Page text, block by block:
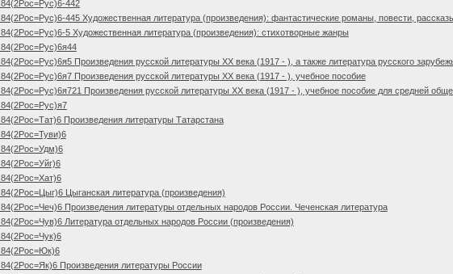
84(2Рос=Рус)6-442
84(2Рос=Рус)6-445 Художественная литература (произведения): фантастические романы, повести,
84(2Рос=Рус)6-5 Художественная литература (произведения): стихотворные жанры
84(2Рос=Рус)6я44
84(2Рос=Рус)6я5 Произведения русской литературы XX века (1917 - ), а также литература русского
84(2Рос=Рус)6я7 Произведения русской литературы XX века (1917 - ), учебное пособие
84(2Рос=Рус)6я721 Произведения русской литературы XX века (1917 - ), учебное пособие для средней
84(2Рос=Рус)я7
84(2Рос=Тат)6 Произведения литературы Татарстана
84(2Рос=Туви)6
84(2Рос=Удм)6
84(2Рос=Уйг)6
84(2Рос=Хат)6
84(2Рос=Цыг)6 Цыганская литература (произведения)
84(2Рос=Чеч)6 Произведения литературы отдельных народов России. Чеченская литература
84(2Рос=Чув)6 Литература отдельных народов России (произведения)
84(2Рос=Чук)6
84(2Рос=Юк)6
84(2Рос=Як)6 Произведения литературы России